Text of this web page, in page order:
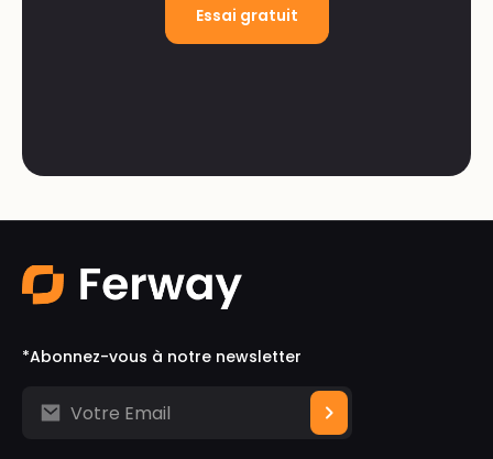
Essai gratuit
*Abonnez-vous à notre newsletter